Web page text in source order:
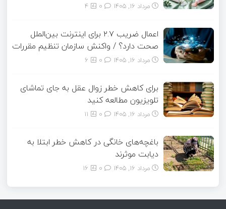
مرداد ۱۶, ۱۴۰۵ 4
اعمال ضریب ۲.۷ برای اینترنت بین‌الملل
صحت دارد؟ / واکنش سازمان تنظیم مقررات
مرداد ۱۶, ۱۴۰۵ 6
برای کاهش خطر زوال عقل به جای تماشای
تلویزیون مطالعه کنید
مرداد ۱۶, ۱۴۰۵ 11
باغچه‌های خانگی در کاهش خطر ابتلا به
دیابت موثرند
مرداد ۱۶, ۱۴۰۵ 16